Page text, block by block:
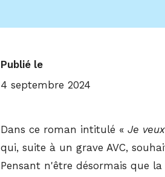
Publié le
4 septembre 2024
Dans ce roman intitulé « Je
qui, suite à un grave AVC,
Pensant n'être désormais que